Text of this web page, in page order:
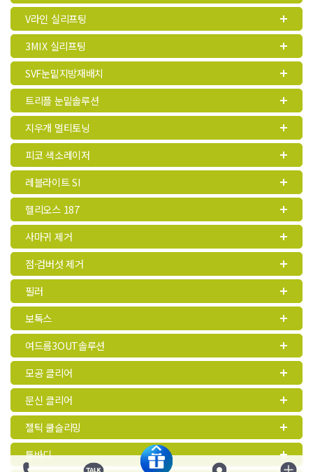
V라인 실리프팅
3MIX 실리프팅
SVF눈밑지방재배치
트리플 눈밑솔루션
지우개 멀티토닝
피코 색소레이저
레블라이트 SI
헬리오스 187
사마귀 제거
점·검버섯 제거
필러
보톡스
여드름3OUT솔루션
모공 클리어
문신 클리어
젤틱 쿨슬리밍
튠바디